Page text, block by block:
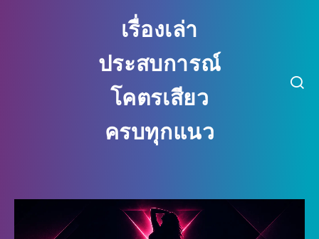
เรื่องเล่า
ประสบการณ์
โคตรเสียว
ครบทุกแนว